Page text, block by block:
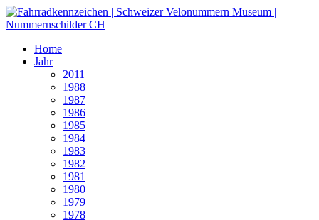
Home
Jahr
2011
1988
1987
1986
1985
1984
1983
1982
1981
1980
1979
1978